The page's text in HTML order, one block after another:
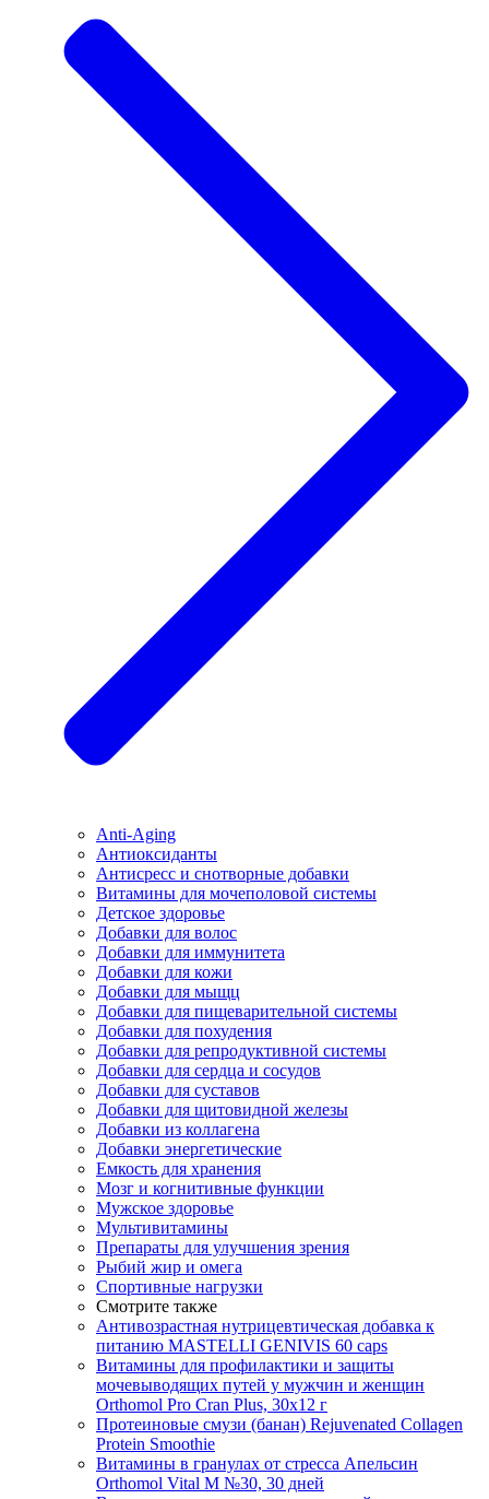
Anti-Aging
Антиоксиданты
Антисресс и снотворные добавки
Витамины для мочеполовой системы
Детское здоровье
Добавки для волос
Добавки для иммунитета
Добавки для кожи
Добавки для мыщц
Добавки для пищеварительной системы
Добавки для похудения
Добавки для репродуктивной системы
Добавки для сердца и сосудов
Добавки для суставов
Добавки для щитовидной железы
Добавки из коллагена
Добавки энергетические
Емкость для хранения
Мозг и когнитивные функции
Мужское здоровье
Мультивитамины
Препараты для улучшения зрения
Рыбий жир и омега
Спортивные нагрузки
Смотрите также
Антивозрастная нутрицевтическая добавка к
питанию MASTELLI GENIVIS 60 caps
Витамины для профилактики и защиты
мочевыводящих путей у мужчин и женщин
Orthomol Pro Cran Plus, 30х12 г
Протеиновые смузи (банан) Rejuvenated Сollagen
Protein Smoothie
Витамины в гранулах от стресса Апельсин
Orthomol Vital M №30, 30 дней